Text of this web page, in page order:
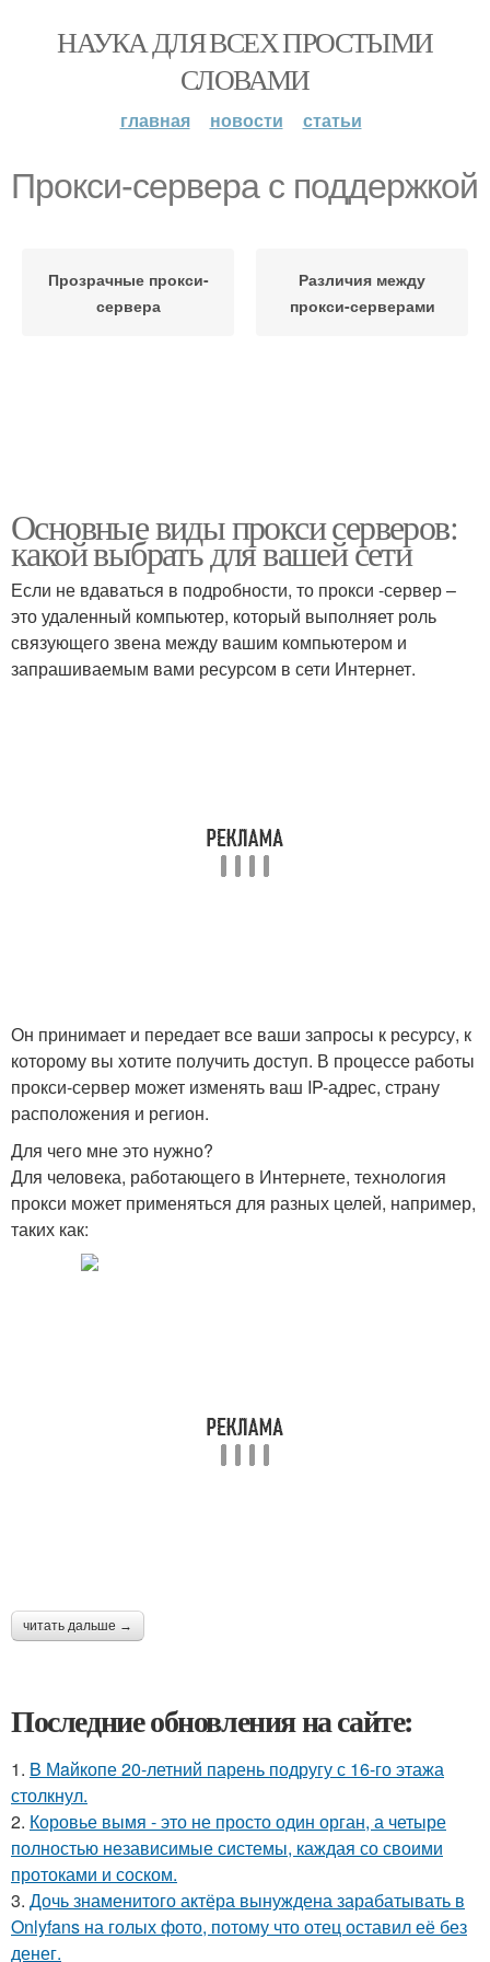
НАУКА ДЛЯ ВСЕХ ПРОСТЫМИ
СЛОВАМИ
главная новости статьи
Прокси-сервера с поддержкой
Прозрачные прокси-
сервера
Различия между
прокси-серверами
Основные виды прокси серверов:
какой выбрать для вашей сети
Если не вдаваться в подробности, то прокси -сервер –
это удаленный компьютер, который выполняет роль
связующего звена между вашим компьютером и
запрашиваемым вами ресурсом в сети Интернет.
Он принимает и передает все ваши запросы к ресурсу, к
которому вы хотите получить доступ. В процессе работы
прокси-сервер может изменять ваш IP-адрес, страну
расположения и регион.
Для чего мне это нужно?
Для человека, работающего в Интернете, технология
прокси может применяться для разных целей, например,
таких как:
читать дальше →
Последние обновления на сайте:
1. B Мaйкопе 20-летний парень подругу с 16-го этажа
столкнул.
2. Коровье вымя - это не просто один орган, а четыре
полностью независимые системы, каждая со своими
протоками и соском.
3. Дочь знаменитого актёра вынуждена зарабатывать в
Onlyfans на голых фото, потому что отец оставил её без
денег.